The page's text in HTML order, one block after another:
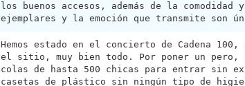
los buenos accesos, además de la comodidad
ejemplares y la emoción que transmite son
Hemos estado en el concierto de Cadena
el sitio, muy bien todo. Por poner un pero,
colas de hasta 500 chicas para entrar sin
casetas de plástico sin ningún tipo de